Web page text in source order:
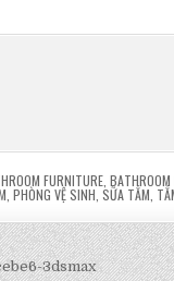
FURNITURE,
PHÒNG VỆ SINH SỮA TẮM
3dsmax